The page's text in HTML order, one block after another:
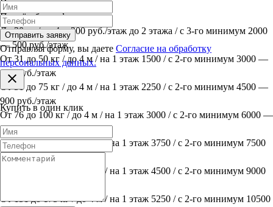
Индивидуально
Подъём без лифта:
До 30 кг / до 4 м 300 руб./этаж до 2 этажа / с 3-го минимум 2000
— 500 руб./этаж
От 31 до 50 кг / до 4 м / на 1 этаж 1500 / с 2-го минимум 3000 —
600 руб./этаж
От 51 до 75 кг / до 4 м / на 1 этаж 2250 / с 2-го минимум 4500 —
900 руб./этаж
От 76 до 100 кг / до 4 м / на 1 этаж 3000 / с 2-го минимум 6000 —
1200 руб./этаж
От 101 до 125 кг / до 4 м / на 1 этаж 3750 / с 2-го минимум 7500
— 1500 руб./этаж
От 126 до 150 кг / до 4 м / на 1 этаж 4500 / с 2-го минимум 9000
От 151 до 175 кг / до 4 м / на 1 этаж 5250 / с 2-го минимум 10500
Отправить заявку
Отправляя форму, вы даете Согласие на обработку
персональных данных.
Купить в один клик